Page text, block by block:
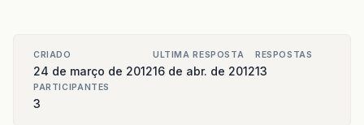
CRIADO
24 de março de 2012
ULTIMA RESPOSTA
16 de abr. de 2012
RESPOSTAS
13
PARTICIPANTES
3